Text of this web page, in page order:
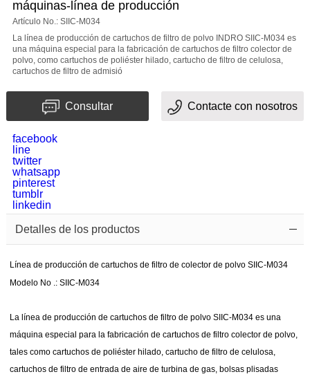
máquinas-línea de producción
Artículo No.: SIIC-M034
La línea de producción de cartuchos de filtro de polvo INDRO SIIC-M034 es
una máquina especial para la fabricación de cartuchos de filtro colector de
polvo, como cartuchos de poliéster hilado, cartucho de filtro de celulosa,
cartuchos de filtro de admisió
Consultar Contacte con nosotros
facebook
line
twitter
whatsapp
pinterest
tumblr
linkedin
Detalles de los productos
Línea de producción de cartuchos de filtro de colector de polvo SIIC-M034
Modelo No .: SIIC-M034
La línea de producción de cartuchos de filtro de polvo SIIC-M034 es una
máquina especial para la fabricación de cartuchos de filtro colector de polvo,
tales como cartuchos de poliéster hilado, cartucho de filtro de celulosa,
cartuchos de filtro de entrada de aire de turbina de gas, bolsas plisadas
Tema
Mensaje
El
Código
confirmación